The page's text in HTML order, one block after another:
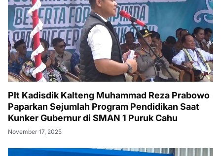
Plt Kadisdik Kalteng Muhammad Reza Prabowo
Paparkan Sejumlah Program Pendidikan Saat
Kunker Gubernur di SMAN 1 Puruk Cahu
November 17, 2025